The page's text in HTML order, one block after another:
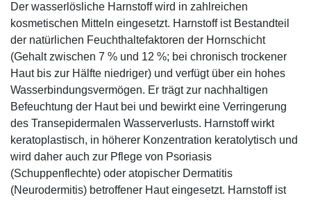
Der wasserlösliche Harnstoff wird in zahlreichen
kosmetischen Mitteln eingesetzt. Harnstoff ist Bestandteil
der natürlichen Feuchthaltefaktoren der Hornschicht
(Gehalt zwischen 7 % und 12 %; bei chronisch trockener
Haut bis zur Hälfte niedriger) und verfügt über ein hohes
Wasserbindungsvermögen. Er trägt zur nachhaltigen
Befeuchtung der Haut bei und bewirkt eine Verringerung
des Transepidermalen Wasserverlusts. Harnstoff wirkt
keratoplastisch, in höherer Konzentration keratolytisch und
wird daher auch zur Pflege von Psoriasis
(Schuppenflechte) oder atopischer Dermatitis
(Neurodermitis) betroffener Haut eingesetzt. Harnstoff ist